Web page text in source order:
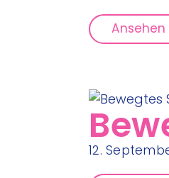
Ansehen
12.